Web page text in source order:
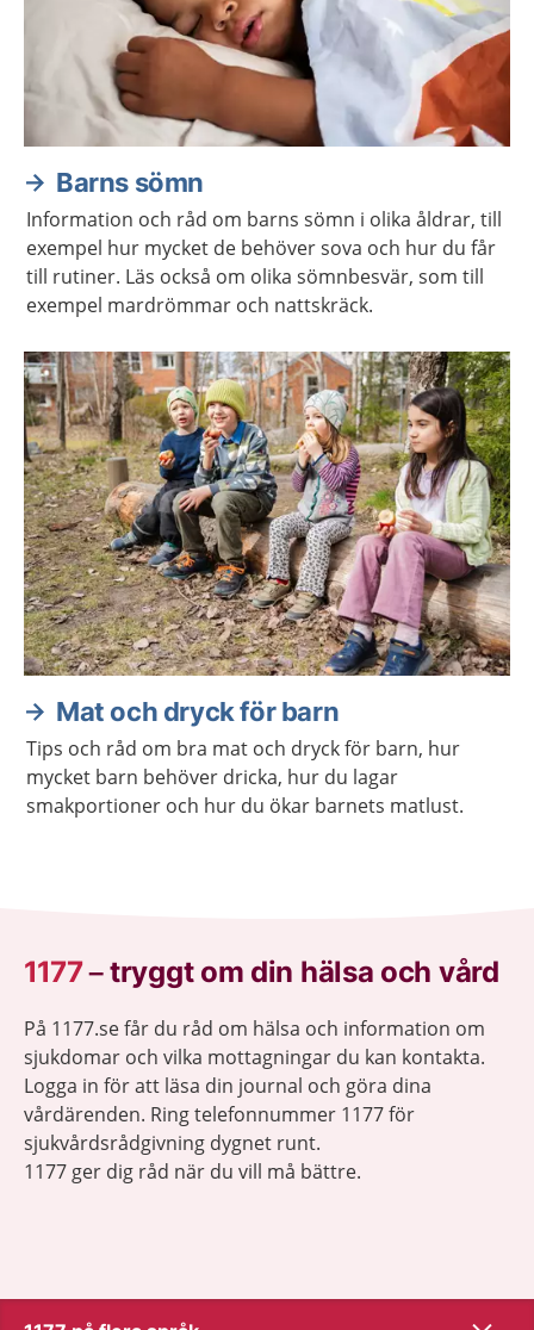
Barns sömn
Information och råd om barns sömn i olika åldrar, till
exempel hur mycket de behöver sova och hur du får
till rutiner. Läs också om olika sömnbesvär, som till
exempel mardrömmar och nattskräck.
Mat och dryck för barn
Tips och råd om bra mat och dryck för barn, hur
mycket barn behöver dricka, hur du lagar
smakportioner och hur du ökar barnets matlust.
1177–tryggt om din hälsa och vård
På 1177.se får du råd om hälsa och information om
sjukdomar och vilka mottagningar du kan kontakta.
Logga in för att läsa din journal och göra dina
vårdärenden. Ring telefonnummer 1177 för
sjukvårdsrådgivning dygnet runt.
1177 ger dig råd när du vill må bättre.
Visa